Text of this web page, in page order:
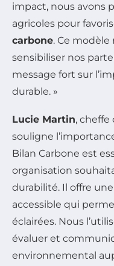
impact, nous avons
agricoles pour
carbone. Ce modèle
sensibiliser nos
message fort sur
durable. »
Lucie Martin, cheffe
souligne
Bilan Carbone est
organisation
durabilité. Il offre
accessible qui
éclairées. Nous
évaluer et
environnemental